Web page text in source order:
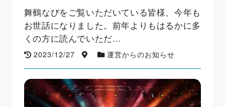
舞鶴なびをご覧いただいている皆様、今年も
お世話になりました。前年よりもはるかに多
くの方に読んでいただ…
2023/12/27 運営からのお知らせ